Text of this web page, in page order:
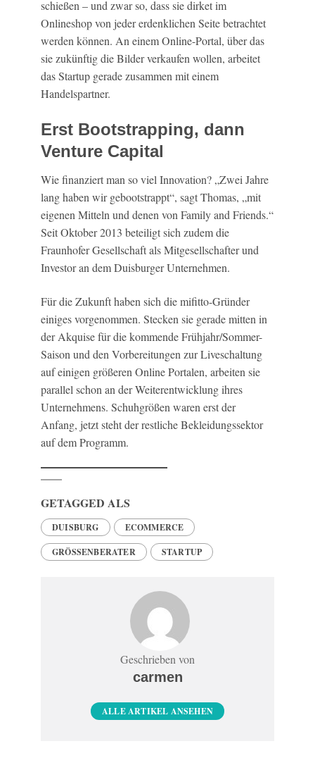
schießen – und zwar so, dass sie dirket im
Onlineshop von jeder erdenklichen Seite betrachtet
werden können. An einem Online-Portal, über das
sie zukünftig die Bilder verkaufen wollen, arbeitet
das Startup gerade zusammen mit einem
Handelspartner.
Erst Bootstrapping, dann
Venture Capital
Wie finanziert man so viel Innovation? „Zwei Jahre
lang haben wir gebootstrappt“, sagt Thomas, „mit
eigenen Mitteln und denen von Family and Friends.“
Seit Oktober 2013 beteiligt sich zudem die
Fraunhofer Gesellschaft als Mitgesellschafter und
Investor an dem Duisburger Unternehmen.
Für die Zukunft haben sich die mifitto-Gründer
einiges vorgenommen. Stecken sie gerade mitten in
der Akquise für die kommende Frühjahr/Sommer-
Saison und den Vorbereitungen zur Liveschaltung
auf einigen größeren Online Portalen, arbeiten sie
parallel schon an der Weiterentwicklung ihres
Unternehmens. Schuhgrößen waren erst der
Anfang, jetzt steht der restliche Bekleidungssektor
auf dem Programm.
GETAGGED ALS
DUISBURG ECOMMERCE
GRÖSSENBERATER STARTUP
Geschrieben von
carmen
ALLE ARTIKEL ANSEHEN